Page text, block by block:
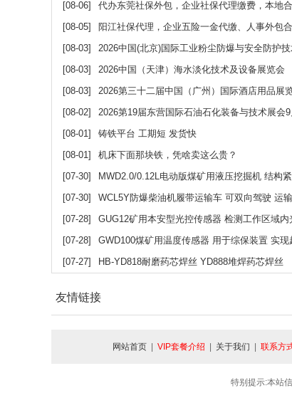
[08-06]
代办东莞社保外包，企业社保代理缴费，本地合规人力高效代
[08-05]
阳江社保代理，企业五险一金代缴、人事外包
[08-03]
2026中国(北京)国际工业粉尘防爆与安全防护
[08-03]
2026中国（天津）海水淡化技术及设备展览会
[08-03]
2026第三十二届中国（广州）国际酒店用品展
[08-02]
2026第19届东营国际石油石化装备与技术展会9月
[08-01]
铸铁平台 工期短 发货快
[08-01]
机床下面那块铁，凭啥卖这么贵？
[07-30]
MWD2.0/0.12L电动版煤矿用液压挖掘机 结构紧凑节能高效 操
[07-30]
WCL5Y防爆柴油机履带运输车 可双向驾驶 运输安
[07-28]
GUG12矿用本安型光控传感器 检测工作区域内
[07-28]
GWD100煤矿用温度传感器 用于综保装置 实现
[07-27]
HB-YD818耐磨药芯焊丝 YD888堆焊药芯焊丝
友情链接
网站首页 VIP套餐介绍 关于我们 联系方
特别提示:本站